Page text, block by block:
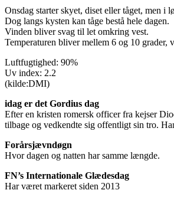
Onsdag starter skyet, diset eller tåget, men i
Dog langs kysten kan tåge bestå hele dagen.
Vinden bliver svag til let omkring vest.
Temperaturen bliver mellem 6 og 10
Luftfugtighed: 90%
Uv index: 2.2
(kilde:DMI)
idag er det Gordius dag
Efter en kristen romersk officer fra kejser
tilbage og vedkendte sig offentligt sin tro.
Forårsjævndøgn
Hvor dagen og natten har samme længde.
FN’s Internationale Glædesdag
Har været markeret siden 2013